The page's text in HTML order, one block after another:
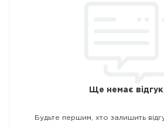
Ще немає
Будьте першим, хто залишить